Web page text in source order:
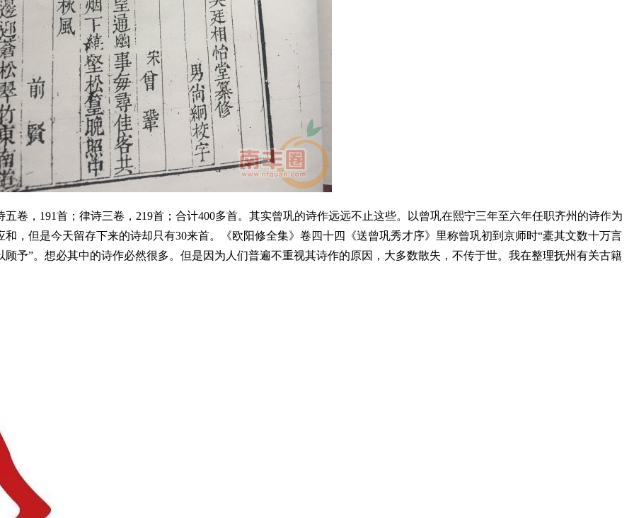
，191首；律诗三卷，219首；合计400多首。其实曾巩的诗作远远不止这些。以曾巩在熙宁三年至六年任职齐州的诗作为
，但是今天留存下来的诗却只有30来首。《欧阳修全集》卷四十四《送曾巩秀才序》里称曾巩初到京师时“橐其文数十万言
予”。想必其中的诗作必然很多。但是因为人们普遍不重视其诗作的原因，大多数散失，不传于世。我在整理抚州有关古籍